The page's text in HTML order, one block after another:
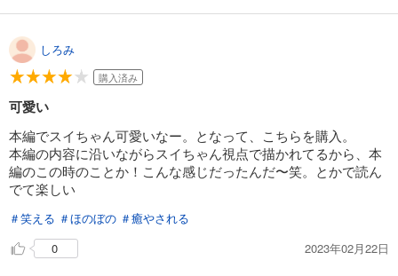
しろみ
購入済み
可愛い
本編でスイちゃん可愛いなー。となって、こちらを購入。
本編の内容に沿いながらスイちゃん視点で描かれてるから、本
編のこの時のことか！こんな感じだったんだ〜笑。とかで読ん
でて楽しい
＃笑える ＃ほのぼの ＃癒やされる
0
2023年02月22日